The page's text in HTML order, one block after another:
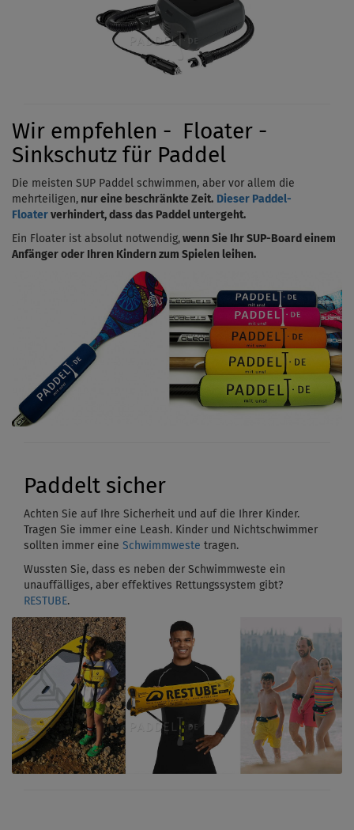
Wir empfehlen - Floater -
Sinkschutz für Paddel
Die meisten SUP Paddel schwimmen, aber vor allem die
mehrteiligen, nur eine beschränkte Zeit. Dieser Paddel-
Floater verhindert, dass das Paddel untergeht.
Ein Floater ist absolut notwendig, wenn Sie Ihr SUP-Board einem
Anfänger oder Ihren Kindern zum Spielen leihen.
Paddelt sicher
Achten Sie auf Ihre Sicherheit und auf die Ihrer Kinder.
Tragen Sie immer eine Leash. Kinder und Nichtschwimmer
sollten immer eine Schwimmweste tragen.
Wussten Sie, dass es neben der Schwimmweste ein
unauffälliges, aber effektives Rettungssystem gibt?
RESTUBE.